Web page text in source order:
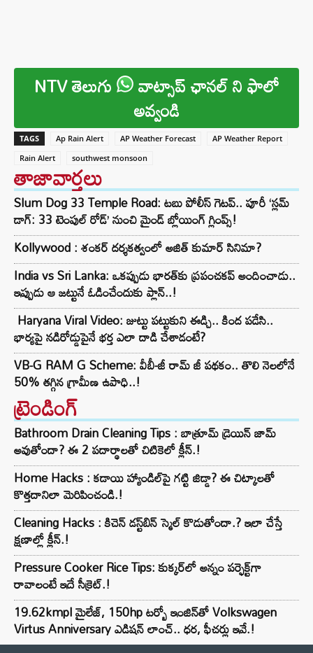
NTV తెలుగు వాట్సాప్ ఛానల్ ని ఫాలో
అవ్వండి
TAGS Ap Rain Alert AP Weather Forecast
AP Weather Report
Rain Alert
southwest monsoon
తాజావార్తలు
Slum Dog 33 Temple Road: టబు పోలీస్ గెటప్.. పూరీ ‘స్లమ్
డాగ్: 33 టెంపుల్ రోడ్’ నుంచి మైండ్ బ్లోయింగ్ గ్లింప్స్!
Kollywood : శంకర్ దర్శకత్వంలో అజిత్ కుమార్ సినిమా?
India vs Sri Lanka: ఒకప్పుడు భారత్‌కు ప్రపంచకప్ అందించాడు..
ఇప్పుడు ఆ జట్టునే ఓడించేందుకు ప్లాన్‌..!
Haryana Viral Video: జుట్టు పట్టుకుని ఈడ్చి.. కింద పడేసి..
భార్యపై నడిరోడ్డుపైనే భర్త ఎలా దాడి చేశాడంటే?
VB-G RAM G Scheme: వీబీ-జీ రామ్ జీ పథకం.. తొలి నెలలోనే
50% తగ్గిన గ్రామీణ ఉపాధి..!
ట్రెండింగ్‌
Bathroom Drain Cleaning Tips : బాత్రూమ్ డ్రెయిన్ జామ్
అవుతోందా? ఈ 2 పదార్థాలతో చిటికెలో క్లీన్.!
Home Hacks : కడాయి హ్యాండిల్‌పై గట్టి జిడ్డా? ఈ చిట్కాలతో
కొత్తదానిలా మెరిపించండి.!
Cleaning Hacks : కిచెన్ డస్ట్‌బిన్ స్మెల్ కొడుతోందా.? ఇలా చేస్తే
క్షణాల్లో క్లీన్.!
Pressure Cooker Rice Tips: కుక్కర్‌లో అన్నం పర్ఫెక్ట్‌గా
రావాలంటే ఇదే సీక్రెట్.!
19.62kmpl మైలేజ్, 150hp టర్బో ఇంజిన్‌తో Volkswagen
Virtus Anniversary ఎడిషన్ లాంచ్.. ధర, ఫీచర్లు ఇవే.!